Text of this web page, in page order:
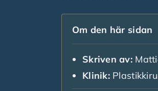
Om den här sidan
Skriven av:
Klinik: